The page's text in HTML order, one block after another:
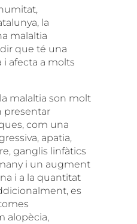
la
malaltia
que té una
i afecta a molts
malaltia son molt
presentar
com una
apatia,
ganglis linfàtics
i un augment
i a la quantitat
es
alopècia,